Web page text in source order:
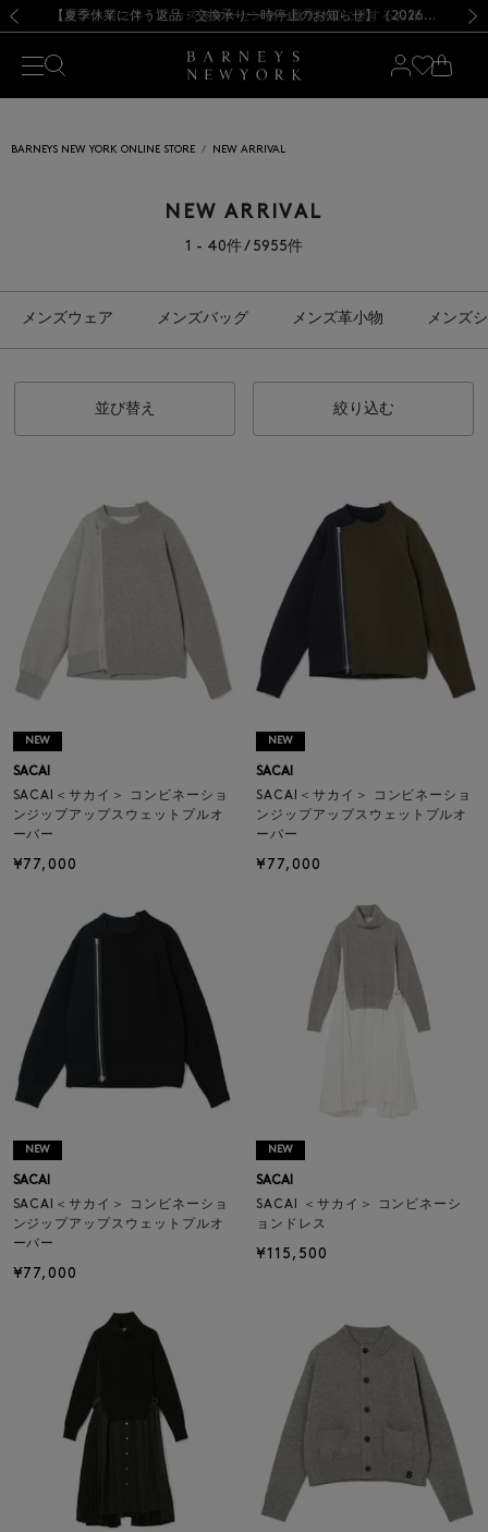
新規登録のお客様も対象！＜MY BARNEYS＞会員のお客様は11,000円（税込）以上のお買上げで常時送料無料！お買い物の際は会員登録を！
【夏季休業に伴う出荷一時停止のお知らせ】(2026.8.7) 【オンラインストア カスタマーセンター夏季休業に関するお知らせ】（2026.8.7）【夏季休業に伴う返品・交換承り一時停止のお知らせ】（2026.8.5）
熊本県を中心とした地震の影響によるお荷物のお届けについて
【開催中】SUMMER SALEのご案内・ご注意事項 新規登録のお客様も対象！＜MY BARNEYS＞会員のお客様は11,000円（税込）以上のお買上げで常時送料無料！お買い物の際は会員登録を！
【夏季休業に伴う出荷一時停止のお知らせ】(2026.8.7)
BARNEYS NEW YORK ONLINE STORE NEW ARRIVAL
NEW ARRIVAL
1 - 40件 / 5955件
メンズウェア メンズバッグ メンズ革小物 メンズ
並び替え 絞り込む
NEW
SACAI
SACAI＜サカイ＞ コンビネーショ
ンジップアップスウェットプルオ
ーバー
¥77,000
NEW
SACAI
SACAI＜サカイ＞ コンビネーショ
ンジップアップスウェットプルオ
ーバー
¥77,000
NEW
SACAI
SACAI＜サカイ＞ コンビネーショ
ンジップアップスウェットプルオ
ーバー
¥77,000
NEW
SACAI
SACAI ＜サカイ＞ コンビネーシ
ョンドレス
¥115,500